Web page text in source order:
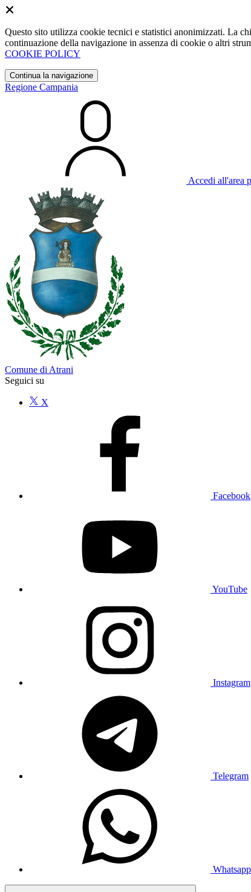
Questo sito utilizza cookie tecnici e statistici anonimizzati. La
continuazione della navigazione in assenza di cookie o altri
COOKIE POLICY
Continua la navigazione
Regione Campania
Accedi all'area
Comune di Atrani
Seguici su
X
Facebook
YouTube
Instagram
Telegram
Whatsapp